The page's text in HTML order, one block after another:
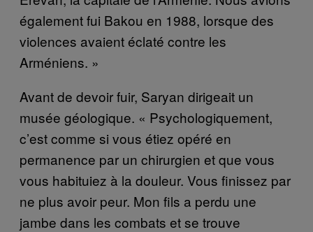
également fui Bakou en 1988, lorsque des
violences avaient éclaté contre les
Arméniens. »
Avant de devoir fuir, Saryan dirigeait un
musée géologique. « Psychologiquement,
c’est comme si vous étiez opéré en
permanence par un chirurgien et que vous
vous habituiez à la douleur. Vous finissez par
ne plus avoir peur. Mon fils a perdu une
jambe dans les combats et se trouve